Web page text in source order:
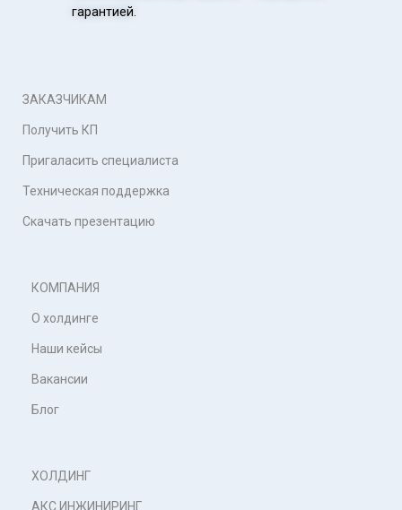
гарантией.
ЗАКАЗЧИКАМ
Получить КП
Пригаласить специалиста
Техническая поддержка
Скачать презентацию
КОМПАНИЯ
О холдинге
Наши кейсы
Вакансии
Блог
ХОЛДИНГ
АКС ИНЖИНИРИНГ